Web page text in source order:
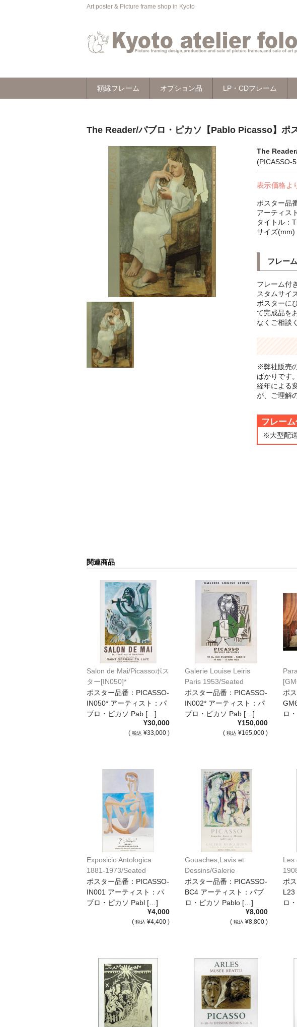
Art poster & Picture frame shop in Kyoto
額縁フレーム オプション品 LP・CDフレーム
The Reader/パブロ・ピカソ【Pablo Picasso】ポ
The
(PICASSO-
表示価格よ
ポスター品
アーティス
タイトル：
サイズ(mm)
フレー
フレーム付
スタムサイ
ポスターに
て完成品を
なくご相談
※弊社販売
ばかりです。
経年による
が、ご理解
フレー
※大型配
関連商品
Salon de Mai/Picassoポス
ター[IN050]*
ポスター品番：PICASSO-
IN050* アーティスト：パ
ブロ・ピカソ Pab […]
¥30,000
( 税込 ¥33,000 )
Galerie Louise Leiris
Paris 1953/Seated
Woman/Picassoポスター
[IN002]*
ポスター品番：PICASSO-
IN002* アーティスト：パ
ブロ・ピカソ Pab […]
¥150,000
( 税込 ¥165,000 )
ポ
ロ
Exposicio Antologica
1881-1973/Seated
Bather/Picassoポスター
[IN001]
ポスター品番：PICASSO-
IN001 アーティスト：パ
ブロ・ピカソ Pabl […]
¥4,000
( 税込 ¥4,400 )
Gouaches,Lavis et
Dessins/Galerie
Berggruen-
Paris,1981/Picassoポスタ
ー[BC4]
ポスター品番：PICASSO-
BC4 アーティスト：パブ
ロ・ピカソ Pablo […]
¥8,000
( 税込 ¥8,800 )
Les
ポ
L23
ロ